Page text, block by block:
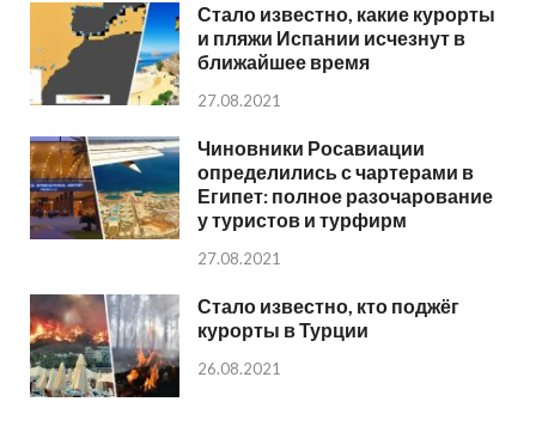
Стало известно, какие курорты
и пляжи Испании исчезнут в
ближайшее время
27.08.2021
Чиновники Росавиации
определились с чартерами в
Египет: полное разочарование
у туристов и турфирм
27.08.2021
Стало известно, кто поджёг
курорты в Турции
26.08.2021